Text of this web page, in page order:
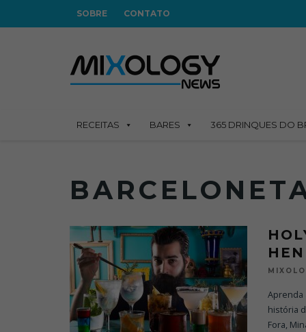
SOBRE CONTATO
RECEITAS BARES 365 DRINQUES DO
Aprenda
história
Fora,